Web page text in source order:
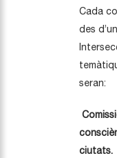
Cada
des
seran:
ciutats.